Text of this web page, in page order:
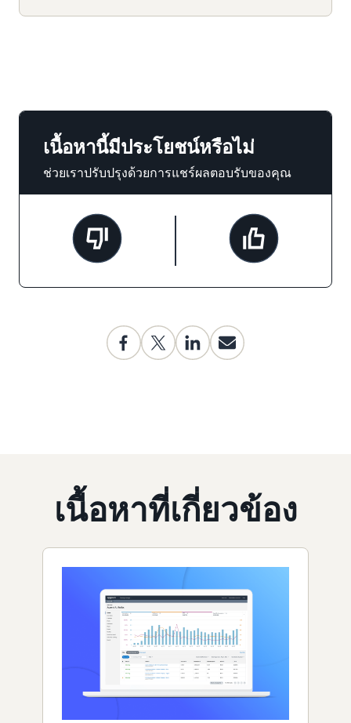
เนื้อหานี้มีประโยชน์หรือไม่
ช่วยเราปรับปรุงด้วยการแชร์ผลตอบรับของคุณ
เนื้อหาที่เกี่ยวข้อง